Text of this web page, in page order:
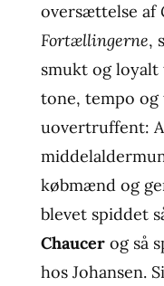
oversættelse af
Fortællingerne,
smukt og loyalt
tone, tempo
uovertruffent:
købmænd og
blevet spiddet
Chaucerog så
hos Johansen.